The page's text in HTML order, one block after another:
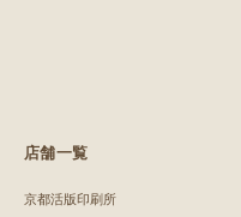
店舗一覧
京都活版印刷所